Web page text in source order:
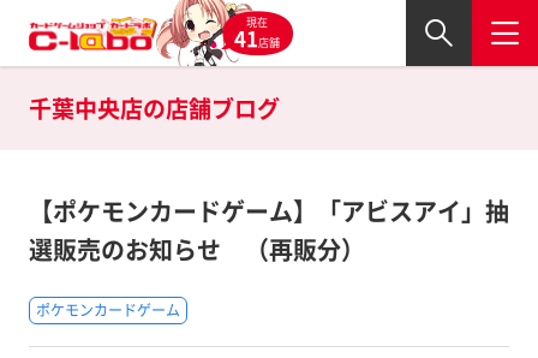
現在
41店舗
千葉中央店の店舗ブログ
【ポケモンカードゲーム】「アビスアイ」抽
選販売のお知らせ （再販分）
ポケモンカードゲーム